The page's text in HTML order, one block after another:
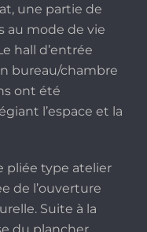
une partie de
au mode de vie
hall d’entrée
bureau/chambre
ont été
l’espace et la
pliée type atelier
de l’ouverture
Suite à la
du plancher